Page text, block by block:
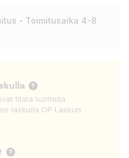
- Toimitusaika 4-8
tilata tuotteita
laskulla OP Laskun